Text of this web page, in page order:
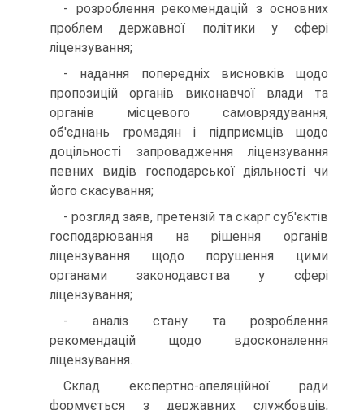
- розроблення рекомендацій з основних
проблем держа­вної політики у сфері
ліцензування;
- надання попередніх висновків щодо
пропозицій орга­нів виконавчої влади та
органів місцевого самоврядування,
об'єднань громадян і підприємців щодо
доцільності запро­вадження ліцензування
певних видів господарської діяльно­сті чи
його скасування;
- розгляд заяв, претензій та скарг суб'єктів
господарю­вання на рішення органів
ліцензування щодо порушення цими
органами законодавства у сфері
ліцензування;
- аналіз стану та розроблення
рекомендацій щодо вдос­коналення
ліцензування.
Склад експертно-апеляційної ради
формується з держа­вних службовців,